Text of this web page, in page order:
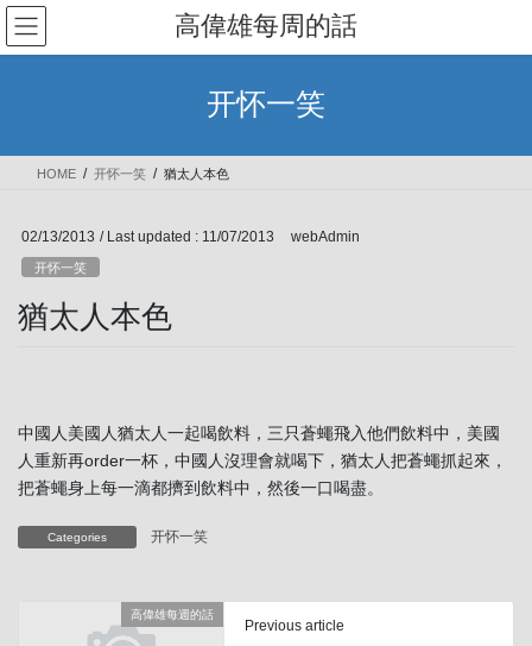
Skip
the
Skip
the
高偉雄每周的話
开怀一笑
HOME 开怀一笑 猶太人本色
02/13/2013 / Last updated : 11/07/2013 webAdmin
开怀一笑
猶太人本色
中國人美國人猶太人一起喝飲料，三只蒼蠅飛入他們飲料中，美國
人重新再order一杯，中國人沒理會就喝下，猶太人把蒼蠅抓起來，
把蒼蠅身上每一滴都擠到飲料中，然後一口喝盡。
Categories 开怀一笑
高偉雄每週的話
Previous article